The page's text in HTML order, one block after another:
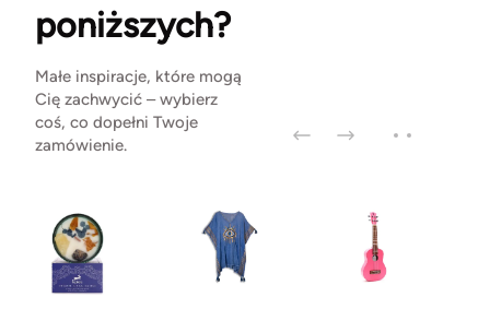
poniższych?
Małe inspiracje, które mogą
Cię zachwycić – wybierz
coś, co dopełni Twoje
zamówienie.